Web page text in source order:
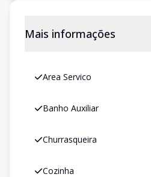
Mais informações
Area Servico
Banho Auxiliar
Churrasqueira
Cozinha